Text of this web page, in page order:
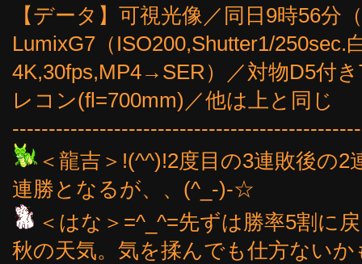
【データ】可視光像／同日9時56分
LumixG7（ISO200,Shutter1/
4K,30fps,MP4→SER）／対物D5付
レコン(fl=700mm)／他は上と同じ
＜龍吉＞!(^^)!2度目の3連敗後の
連勝となるが、、(^_-)-☆
＜はな＞=^_^=先ずは勝率5割に
秋の天気。気を揉んでも仕方ない